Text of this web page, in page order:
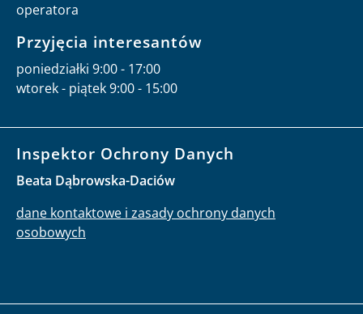
operatora
Przyjęcia interesantów
poniedziałki 9:00 - 17:00
wtorek - piątek 9:00 - 15:00
Inspektor Ochrony Danych
Beata Dąbrowska-Daciów
dane kontaktowe i zasady ochrony danych
osobowych